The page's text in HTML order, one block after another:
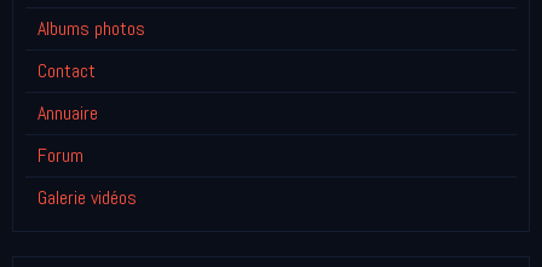
Albums photos
Contact
Annuaire
Forum
Galerie vidéos